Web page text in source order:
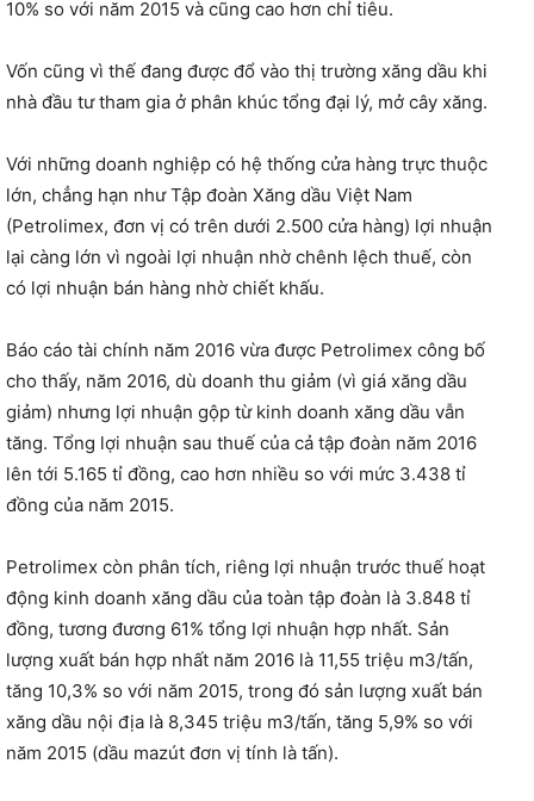
10% so với năm 2015 và cũng cao hơn chỉ tiêu.
Vốn cũng vì thế đang được đổ vào thị trường xăng dầu khi
nhà đầu tư tham gia ở phân khúc tổng đại lý, mở cây xăng.
Với những doanh nghiệp có hệ thống cửa hàng trực thuộc
lớn, chẳng hạn như Tập đoàn Xăng dầu Việt Nam
(Petrolimex, đơn vị có trên dưới 2.500 cửa hàng) lợi nhuận
lại càng lớn vì ngoài lợi nhuận nhờ chênh lệch thuế, còn
có lợi nhuận bán hàng nhờ chiết khấu.
Báo cáo tài chính năm 2016 vừa được Petrolimex công bố
cho thấy, năm 2016, dù doanh thu giảm (vì giá xăng dầu
giảm) nhưng lợi nhuận gộp từ kinh doanh xăng dầu vẫn
tăng. Tổng lợi nhuận sau thuế của cả tập đoàn năm 2016
lên tới 5.165 tỉ đồng, cao hơn nhiều so với mức 3.438 tỉ
đồng của năm 2015.
Petrolimex còn phân tích, riêng lợi nhuận trước thuế hoạt
động kinh doanh xăng dầu của toàn tập đoàn là 3.848 tỉ
đồng, tương đương 61% tổng lợi nhuận hợp nhất. Sản
lượng xuất bán hợp nhất năm 2016 là 11,55 triệu m3/tấn,
tăng 10,3% so với năm 2015, trong đó sản lượng xuất bán
xăng dầu nội địa là 8,345 triệu m3/tấn, tăng 5,9% so với
năm 2015 (dầu mazút đơn vị tính là tấn).